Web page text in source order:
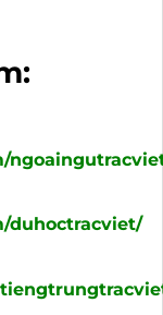
duhoctracviet/